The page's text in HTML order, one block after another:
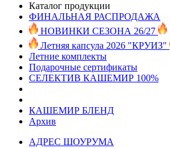
Каталог продукции
ФИНАЛЬНАЯ РАСПРОДАЖА
НОВИНКИ СЕЗОНА 26/27
Летняя капсула 2026 "КРУИЗ"
Летние комплекты
Подарочные сертификаты
СЕЛЕКТИВ КАШЕМИР 100%
КАШЕМИР БЛЕНД
Архив
АДРЕС ШОУРУМА